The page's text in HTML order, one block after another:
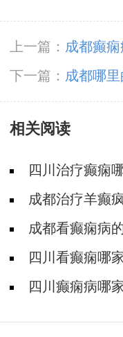
上一篇： 成都癫
作
下一篇： 成都哪
者哺乳期怎么护理
相关阅读
四川治疗癫痫
哪家好?
成都治疗羊癫
癫痫好医院?
成都看癫痫病
久院?四川看癫痫哪
好? 四川癫痫病哪